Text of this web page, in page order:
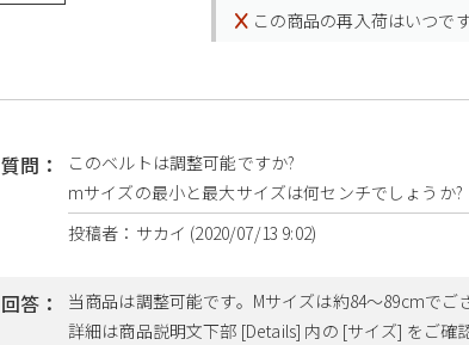
この商品の再入荷はいつで
質問：
このベルトは調整可能ですか?
mサイズの最小と最大サイズは何センチでしょうか?
投稿者：サカイ (2020/07/13 9:02)
回答：
当商品は調整可能です。Mサイズは約84～89cmでご
詳細は商品説明文下部 [Details] 内の [サイズ] をご確